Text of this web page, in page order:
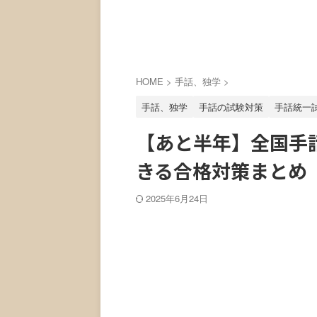
HOME > 手話、独学 >
手話、独学
手話の試験対策 手話統一
【あと半年】全国
きる合格対策まとめ
2025年6月24日